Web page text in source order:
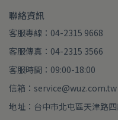
聯絡資訊
客服專線：04-2315 9668
客服傳真：04-2315 3566
客服時間：09:00-18:00
信箱：service@wuz.com.tw
地址：台中市北屯區天津路